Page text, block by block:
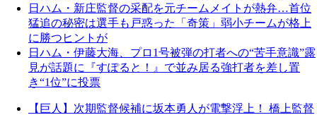
日ハム・新庄監督の采配を元チームメイトが熱弁…首位
猛追の秘密は選手も戸惑った「奇策」弱小チームが格上
に勝つヒントが
日ハム・伊藤大海、プロ1号被弾の打者への“苦手意識”露
見が話題に『すぽると！』で並み居る強打者を差し置
き“1位”に投票
【巨人】次期監督候補に坂本勇人が電撃浮上！ 橋上監督